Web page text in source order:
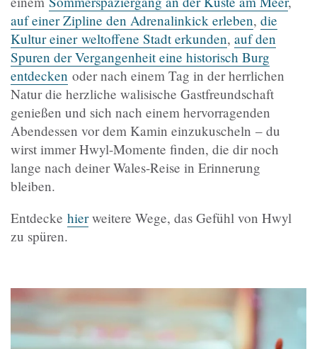
auf einer Zipline den Adrenalinkick erleben, die
Kultur einer weltoffene Stadt erkunden, auf den
Spuren der Vergangenheit eine historisch Burg
entdecken oder nach einem Tag in der herrlichen
Natur die herzliche walisische Gastfreundschaft
genießen und sich nach einem hervorragenden
Abendessen vor dem Kamin einzukuscheln – du
wirst immer Hwyl-Momente finden, die dir noch
lange nach deiner Wales-Reise in Erinnerung
bleiben.
Entdecke hierweitere Wege, das Gefühl von Hwyl
zu spüren.